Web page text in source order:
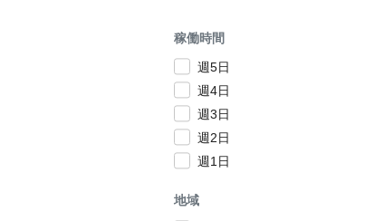
稼働時間
週5日
週4日
週3日
週2日
週1日
地域